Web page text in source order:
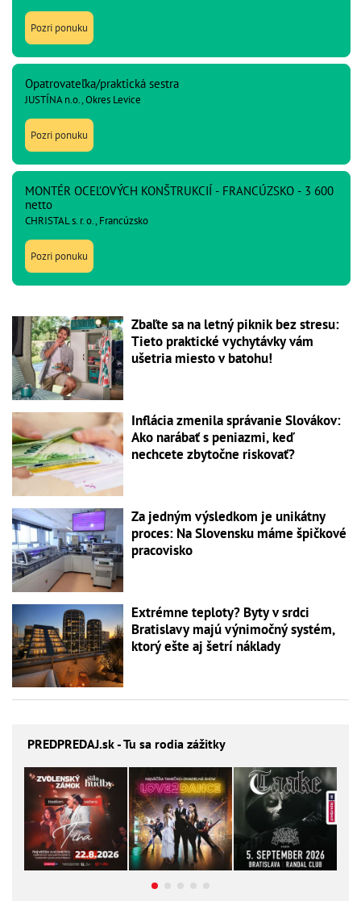
Pozri ponuku
Opatrovateľka/praktická sestra
JUSTÍNA n.o., Okres Levice
Pozri ponuku
MONTÉR OCEĽOVÝCH KONŠTRUKCIÍ - FRANCÚZSKO - 3 600
netto
CHRISTAL s. r. o., Francúzsko
Pozri ponuku
Zbaľte sa na letný piknik bez stresu:
Tieto praktické vychytávky vám
ušetria miesto v batohu!
Inflácia zmenila správanie Slovákov:
Ako narábať s peniazmi, keď
nechcete zbytočne riskovať?
Za jedným výsledkom je unikátny
proces: Na Slovensku máme špičkové
pracovisko
Extrémne teploty? Byty v srdci
Bratislavy majú výnimočný systém,
ktorý ešte aj šetrí náklady
PREDPREDAJ.sk - Tu sa rodia zážitky